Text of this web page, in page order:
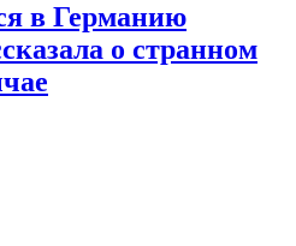
в Германию
о странном